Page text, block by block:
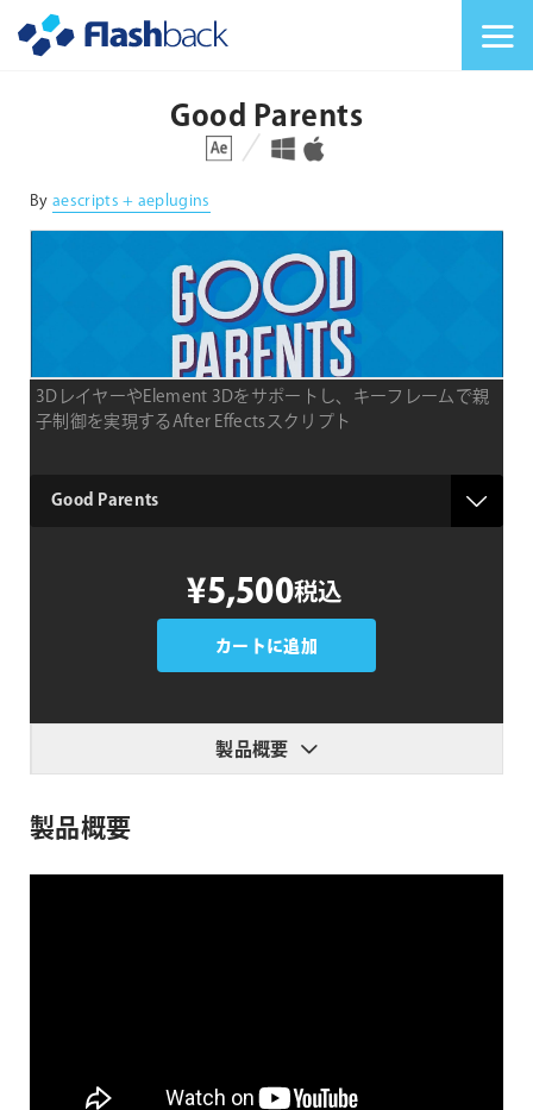
Good Parents
対応プラットフォーム 対応OS
By aescripts + aeplugins
3DレイヤーやElement 3Dをサポートし、キーフレームで親
子制御を実現するAfter Effectsスクリプト
type
¥5,500税込
カートに追加
製品概要
製品概要